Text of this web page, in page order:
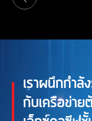
เราผนึกกำลั
กับเครือข่าย